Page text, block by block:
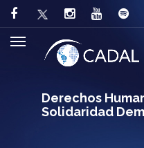
Derechos
Solidaridad